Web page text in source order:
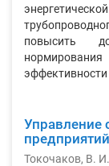
повысить
эффективности
Управление
Токочаков, В. И.